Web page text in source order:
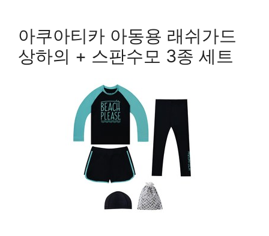
아쿠아티카 아동용 래쉬가드
상하의 + 스판수모 3종 세트